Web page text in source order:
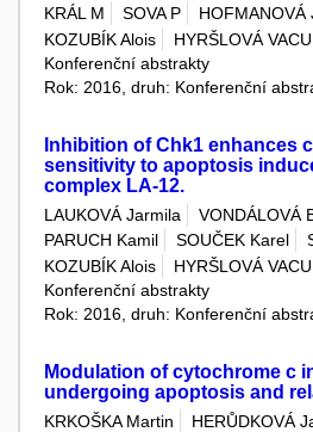
KRÁL M
SOVA P
HOFMANOVÁ
KOZUBÍK Alois
HYRŠLOVÁ
Konferenční abstrakty
Rok: 2016, druh: Konferenční
Inhibition of Chk1 enhances
sensitivity to apoptosis
complex LA-12.
LAUKOVÁ Jarmila
VONDÁLOVÁ
PARUCH Kamil
SOUČEK Karel
KOZUBÍK Alois
HYRŠLOVÁ
Konferenční abstrakty
Rok: 2016, druh: Konferenční
Modulation of cytochrome c
undergoing apoptosis and
KRKOŠKA Martin
HERŮDKOVÁ